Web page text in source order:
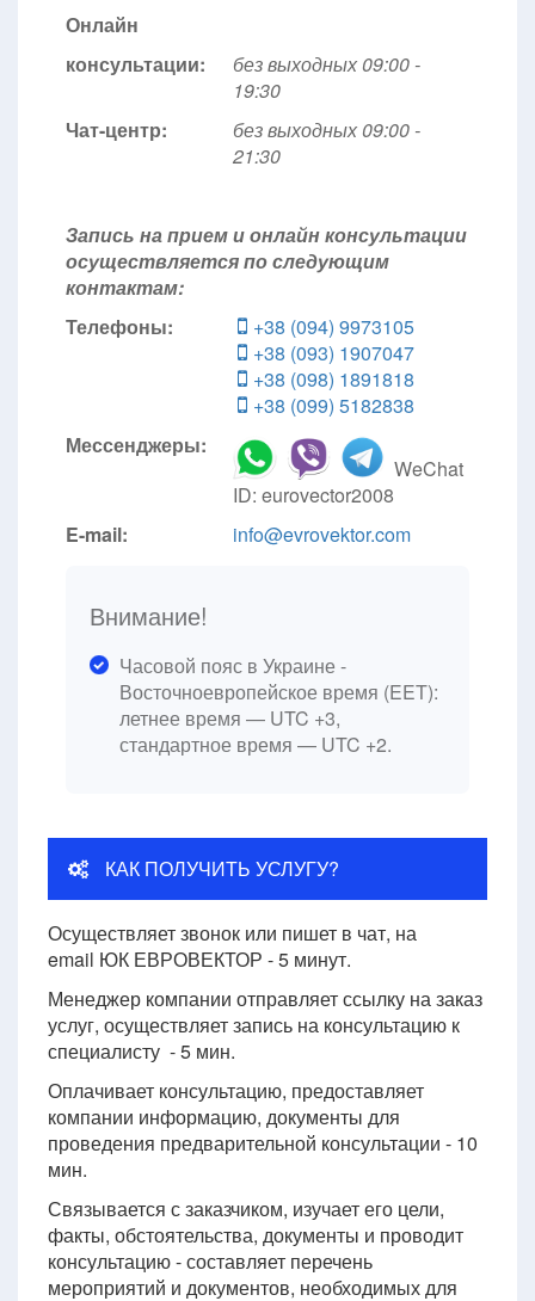
Онлайн
консультации:
без выходных 09:00 -
19:30
Чат-центр:
без выходных 09:00 -
21:30
Запись на прием и онлайн консультации
осуществляется по следующим
контактам:
Телефоны:
+38 (094) 9973105
+38 (093) 1907047
+38 (098) 1891818
+38 (099) 5182838
Мессенджеры:
WeChat
ID: eurovector2008
E-mail:
info@evrovektor.com
Внимание!
Часовой пояс в Украине -
Восточноевропейское время (EET):
летнее время — UTC +3,
стандартное время — UTC +2.
КАК ПОЛУЧИТЬ УСЛУГУ?
Осуществляет звонок или пишет в чат, на
email ЮК ЕВРОВЕКТОР - 5 минут.
Менеджер компании отправляет ссылку на заказ
услуг, осуществляет запись на консультацию к
специалисту - 5 мин.
Оплачивает консультацию, предоставляет
компании информацию, документы для
проведения предварительной консультации - 10
мин.
Связывается с заказчиком, изучает его цели,
факты, обстоятельства, документы и проводит
консультацию - составляет перечень
мероприятий и документов, необходимых для